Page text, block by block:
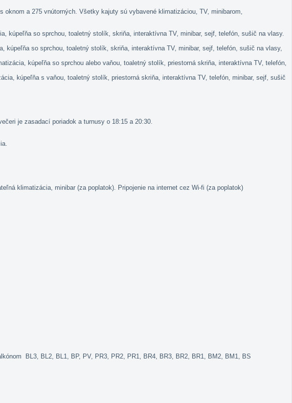
a 275 vnútorných. Všetky kajuty sú vybavené klimatizáciou, TV, minibarom,
kúpeľňa so sprchou, toaletný stolík, skriňa, interaktívna TV, minibar, sejf, telefón, sušič na vlasy.
kúpeľňa so sprchou, toaletný stolík, skriňa, interaktívna TV, minibar, sejf, telefón, sušič na vlasy,
kúpeľňa so sprchou alebo vaňou, toaletný stolík, priestorná skriňa, interaktívna TV, telefón,
kúpeľňa s vaňou, toaletný stolík, priestorná skriňa, interaktívna TV, telefón, minibar, sejf, sušič
je zasadací poriadok a turnusy o 18:15 a 20:30.
klimatizácia, minibar (za poplatok). Pripojenie na internet cez Wi-fi (za poplatok)
BL3, BL2, BL1, BP, PV, PR3, PR2, PR1, BR4, BR3, BR2, BR1, BM2, BM1, BS